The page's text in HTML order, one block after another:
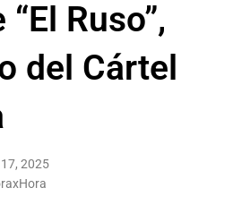
Ruso”,
del Cártel
2025